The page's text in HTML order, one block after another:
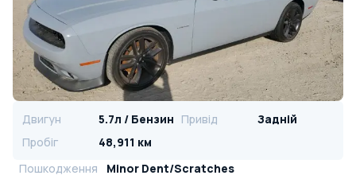
Двигун 5.7л / Бензин Привід
Задній
Пробіг
48,911 км
Пошкодження
Minor Dent/Scratches